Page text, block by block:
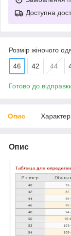
Доступна
Розмір жіночого
46 42 44
Готово до
Опис
Опис